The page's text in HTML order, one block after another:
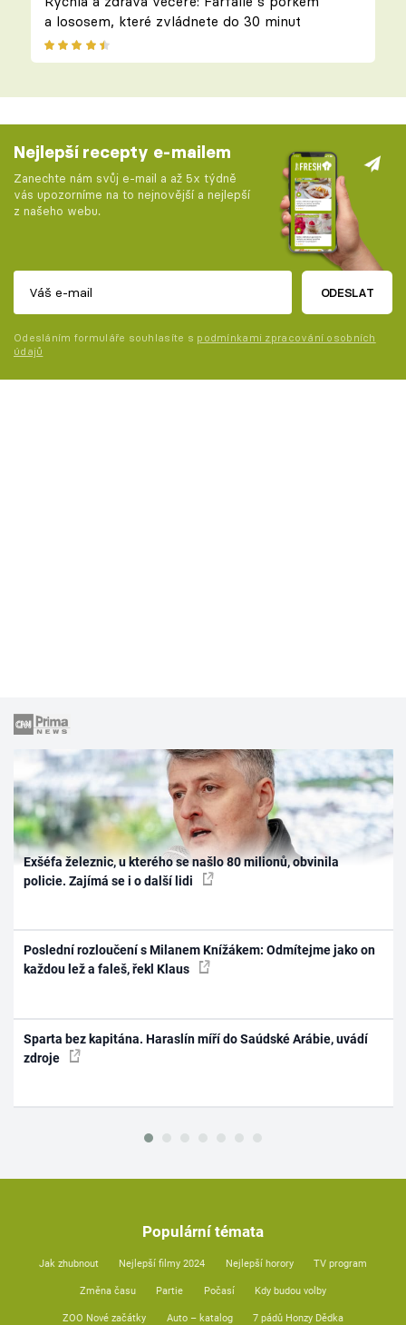
a lososem, které zvládnete do 30 minut
Nejlepší recepty e-mailem
Zanechte nám svůj e-mail a až 5x týdně
vás upozorníme na to nejnovější a nejlepší
z našeho webu.
ODESLAT
Odesláním formuláře souhlasíte s podmínkami zpracování osobních
údajů
Exšéfa železnic, u kterého se našlo 80 milionů, obvinila
policie. Zajímá se i o další lidi
Poslední rozloučení s Milanem Knížákem: Odmítejme jako on
každou lež a faleš, řekl Klaus
Sparta bez kapitána. Haraslín míří do Saúdské Arábie, uvádí
zdroje
Populární témata
Jak zhubnout Nejlepší filmy 2024 Nejlepší horory TV program
Změna času Partie Počasí Kdy budou volby
ZOO Nové začátky Auto – katalog 7 pádů Honzy Dědka